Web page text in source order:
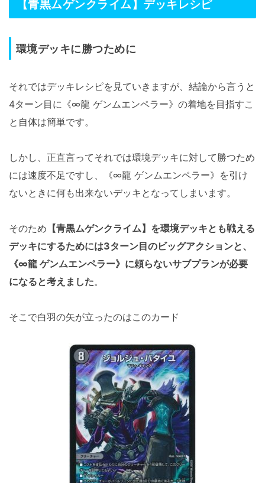
【青黒ムゲンクライム】デッキレシピ
環境デッキに勝つために
それではデッキレシピを見ていきますが、結論から言うと
4ターン目に《∞龍 ゲンムエンペラー》の着地を目指すこ
と自体は簡単です。
しかし、正直言ってそれでは環境デッキに対して勝つため
には速度不足ですし、《∞龍 ゲンムエンペラー》を引け
ないときに何も出来ないデッキとなってしまいます。
そのため 【青黒ムゲンクライム】を環境デッキとも戦える
デッキにするためには3ターン目のビッグアクションと、
《∞龍 ゲンムエンペラー》に頼らないサブプランが必要
になると考えました。
そこで白羽の矢が立ったのはこのカード